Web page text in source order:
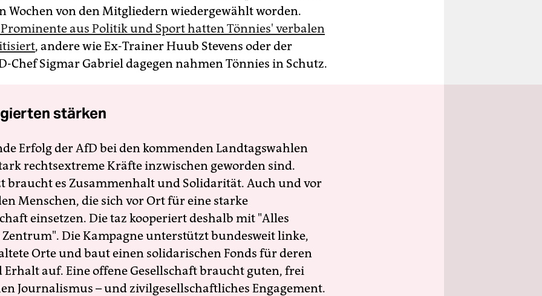
Wochen von den Mitgliedern wiedergewählt worden.
aus Politik und Sport hatten Tönnies' verbalen
, andere wie Ex-Trainer Huub Stevens oder der
Chef Sigmar Gabriel dagegen nahmen Tönnies in Schutz.
stärken
Erfolg der AfD bei den kommenden Landtagswahlen
rechtsextreme Kräfte inzwischen geworden sind.
braucht es Zusammenhalt und Solidarität. Auch und vor
Menschen, die sich vor Ort für eine starke
einsetzen. Die taz kooperiert deshalb mit "Alles
Die Kampagne unterstützt bundesweit linke,
Orte und baut einen solidarischen Fonds für deren
Erhalt auf. Eine offene Gesellschaft braucht guten, frei
Journalismus – und zivilgesellschaftliches Engagement.